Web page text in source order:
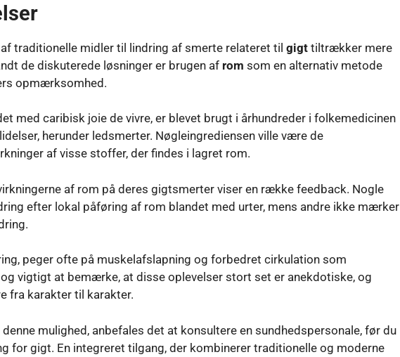
​​traditionelle midler til lindring af smerte relateret til gigt tiltrækker mere
de diskuterede løsninger er brugen af rom som en alternativ metode
opmærksomhed.
med caribisk joie de vivre, er blevet brugt i århundreder i folkemedicinen
herunder ledsmerter. Nøgleingrediensen ville være de
af visse stoffer, der findes i lagret rom.
af rom på deres gigtsmerter viser en række feedback. Nogle
efter lokal påføring af rom blandet med urter, mens andre ikke mærker
peger ofte på muskelafslapning og forbedret cirkulation som
vigtigt at bemærke, at disse oplevelser stort set er anekdotiske, og
fra karakter til karakter.
mulighed, anbefales det at konsultere en sundhedspersonale, før du
for gigt. En integreret tilgang, der kombinerer traditionelle og moderne